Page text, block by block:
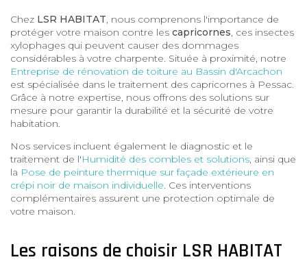
Chez LSR HABITAT, nous comprenons l'importance de
protéger votre maison contre les capricornes, ces insectes
xylophages qui peuvent causer des dommages
considérables à votre charpente. Située à proximité, notre
Entreprise de rénovation de toiture au Bassin d'Arcachon
est spécialisée dans le traitement des capricornes à Pessac.
Grâce à notre expertise, nous offrons des solutions sur
mesure pour garantir la durabilité et la sécurité de votre
habitation.
Nos services incluent également le diagnostic et le
traitement de l'Humidité des combles et solutions, ainsi que
la Pose de peinture thermique sur façade extérieure en
crépi noir de maison individuelle. Ces interventions
complémentaires assurent une protection optimale de
votre maison.
Les raisons de choisir LSR HABITAT